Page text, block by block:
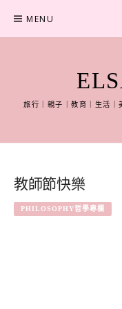
content
MENU
旅行｜親子｜教育｜生活｜
教師節快樂
PHILOSOPHY哲學專欄